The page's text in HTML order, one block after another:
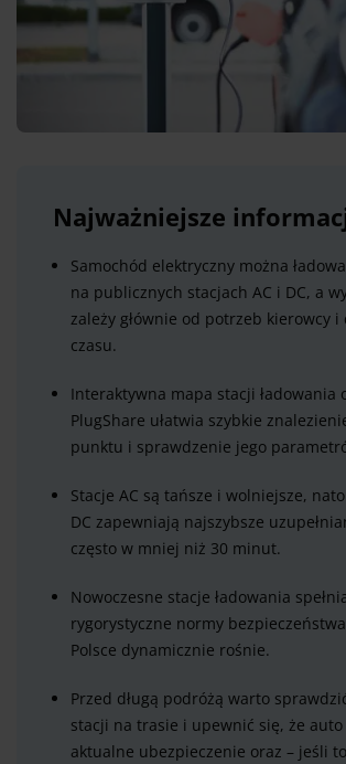
Najważniejsze
Samochód elektryczny można
na publicznych stacjach AC i DC, a
zależy głównie od potrzeb kierowcy
czasu.
Interaktywna mapa stacji ładowania
PlugShare ułatwia szybkie
punktu i sprawdzenie jego
Stacje AC są tańsze i wolniejsze,
DC zapewniają najszybsze
często w mniej niż 30 minut.
Nowoczesne stacje ładowania
rygorystyczne normy
Polsce dynamicznie rośnie.
Przed długą podróżą warto
stacji na trasie i upewnić się, że
aktualne ubezpieczenie oraz – jeśli